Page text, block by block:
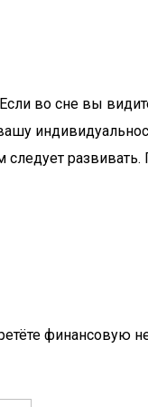
во сне вы
развивать.
финансовую